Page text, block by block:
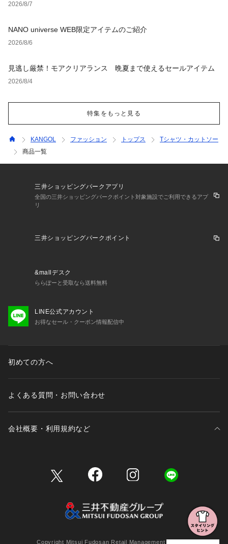
2026/8/7
NANO universe WEB限定アイテムのご紹介
2026/8/6
見逃し厳禁！モアクリアランス 晩夏まで使えるセールアイテム
2026/8/4
特集をもっと見る
KANGOL ファッション トップス
Tシャツ・カットソー
商品一覧
三井ショッピングパークアプリ
全国の三井ショッピングパークポイント対象施設でご利用できるアプ
リ
三井ショッピングパークポイント
&mallデスク
ららぽーと受取なら送料無料
LINE公式アカウント
お得なセール・クーポン情報配信中
初めての方へ
よくある質問・お問い合わせ
会社概要・利用規約など
Copyright Mitsui Fudosan Retail Management Co., Ltd.